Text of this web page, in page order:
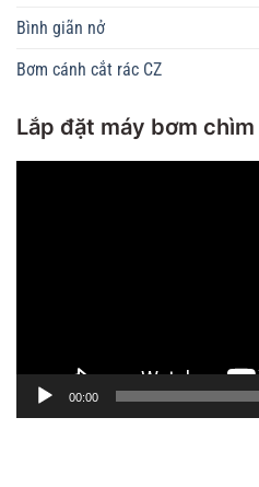
Bình giãn nở
Bơm cánh cắt rác CZ
Lắp đặt máy bơm
00:00